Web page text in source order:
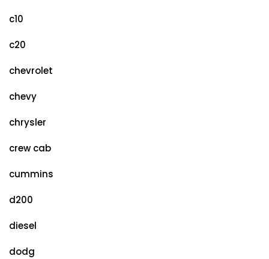
c10
c20
chevrolet
chevy
chrysler
crew cab
cummins
d200
diesel
dodg